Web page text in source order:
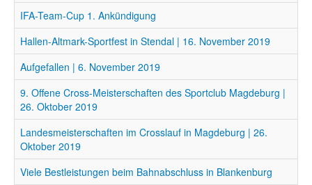
IFA-Team-Cup 1. Ankündigung
Hallen-Altmark-Sportfest in Stendal | 16. November 2019
Aufgefallen | 6. November 2019
9. Offene Cross-Meisterschaften des Sportclub Magdeburg |
26. Oktober 2019
Landesmeisterschaften im Crosslauf in Magdeburg | 26.
Oktober 2019
Viele Bestleistungen beim Bahnabschluss in Blankenburg